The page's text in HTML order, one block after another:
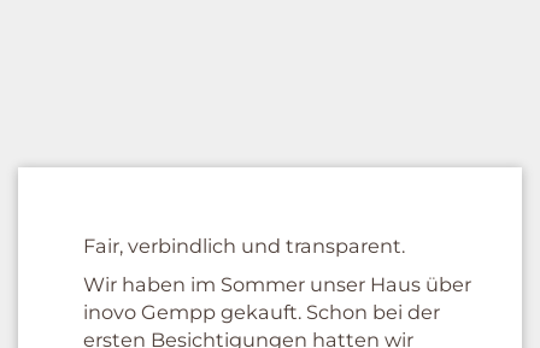
Fair, verbindlich und transparent.
Wir haben im Sommer unser Haus über
inovo Gempp gekauft. Schon bei der
ersten Besichtigungen hatten wir